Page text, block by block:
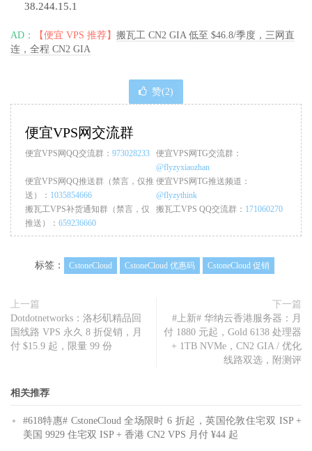
38.244.15.1
AD： 【便宜 VPS 推荐】 搬瓦工 CN2 GIA 低至 $46.8/季度，三网直
连，全程 CN2 GIA
赞(2)
便宜VPS网交流群
便宜VPS网QQ交流群： 973028233
便宜VPS网TG交流群：
@flyzyxiaozhan
便宜VPS网QQ推送群（禁言，仅推
送）： 1035854666
便宜VPS网TG推送频道：
@flyzythink
搬瓦工VPS补货通知群（禁言，仅
推送）： 659236660
搬瓦工VPS QQ交流群： 171060270
标签： CstoneCloud CstoneCloud 优惠码 CstoneCloud 促销
上一篇
Dotdotnetworks：洛杉矶精品回
国线路 VPS 永久 8 折促销，月
付 $15.9 起，限量 99 份
下一篇
#上新# 华纳云香港服务器：月
付 1880 元起，Gold 6138 处理器
+ 1TB NVMe，CN2 GIA / 优化
线路双选，附测评
相关推荐
#618特惠# CstoneCloud 全场限时 6 折起，英国伦敦住宅双 ISP +
美国 9929 住宅双 ISP + 香港 CN2 VPS 月付 ¥44 起